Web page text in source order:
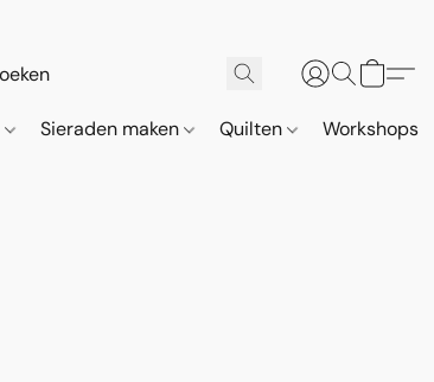
Sieraden maken Quilten Workshops